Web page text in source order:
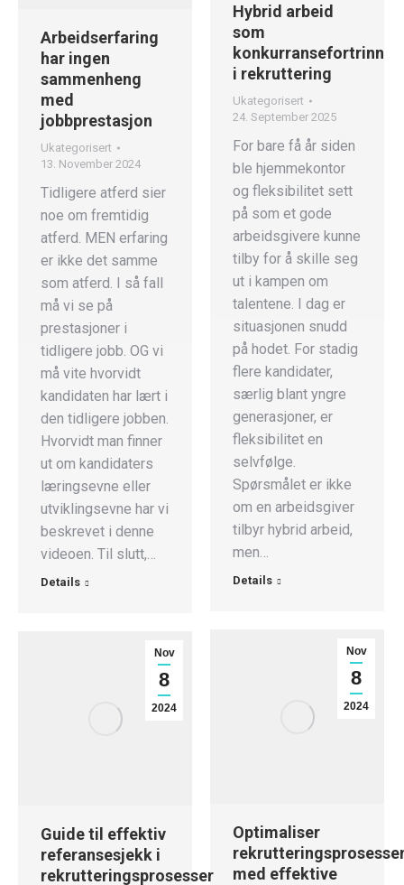
Hybrid arbeid
som
konkurransefortrinn
i rekruttering
Ukategorisert
24. September 2025
For bare få år siden
ble hjemmekontor
og fleksibilitet sett
på som et gode
arbeidsgivere kunne
tilby for å skille seg
ut i kampen om
talentene. I dag er
situasjonen snudd
på hodet. For stadig
flere kandidater,
særlig blant yngre
generasjoner, er
fleksibilitet en
selvfølge.
Spørsmålet er ikke
om en arbeidsgiver
tilbyr hybrid arbeid,
men…
Details
Arbeidserfaring
har ingen
sammenheng
med
jobbprestasjon
Ukategorisert
13. November 2024
Tidligere atferd sier
noe om fremtidig
atferd. MEN erfaring
er ikke det samme
som atferd. I så fall
må vi se på
prestasjoner i
tidligere jobb. OG vi
må vite hvorvidt
kandidaten har lært i
den tidligere jobben.
Hvorvidt man finner
ut om kandidaters
læringsevne eller
utviklingsevne har vi
beskrevet i denne
videoen. Til slutt,…
Details
Nov
8
2024
Optimaliser
med effektive
Nov
8
2024
Guide til effektiv
referansesjekk i
rekrutteringsprosesser